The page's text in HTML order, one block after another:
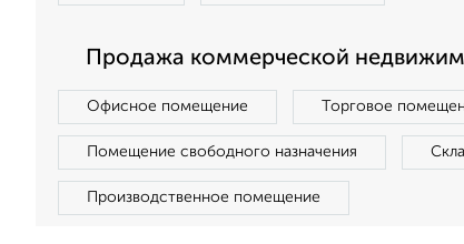
Продажа коммерческой
Офисное помещение Торговое
Помещение свободного назначения
Производственное помещение